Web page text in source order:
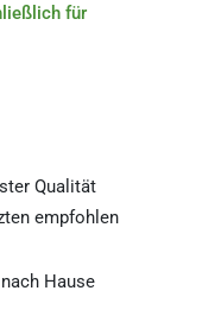
für
Qualität
empfohlen
Hause